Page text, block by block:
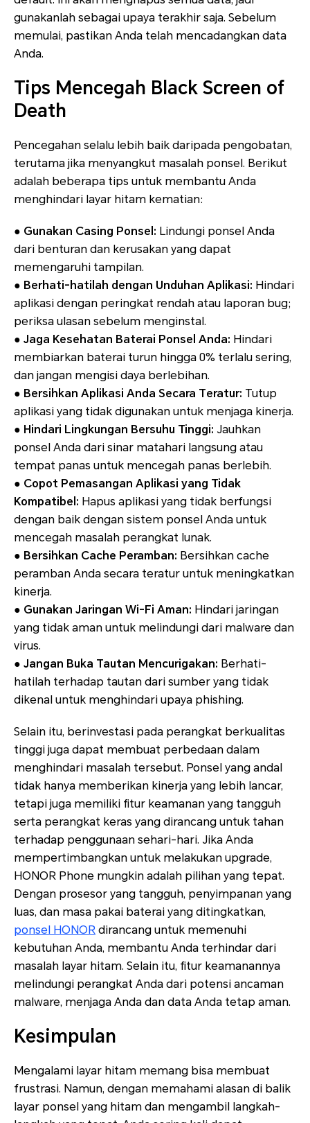
gunakanlah sebagai upaya terakhir saja. Sebelum
memulai, pastikan Anda telah mencadangkan data
Anda.
Tips Mencegah Black Screen of
Death
Pencegahan selalu lebih baik daripada pengobatan,
terutama jika menyangkut masalah ponsel. Berikut
adalah beberapa tips untuk membantu Anda
menghindari layar hitam kematian:
● Gunakan Casing Ponsel: Lindungi ponsel Anda
dari benturan dan kerusakan yang dapat
memengaruhi tampilan.
● Berhati-hatilah dengan Unduhan Aplikasi: Hindari
aplikasi dengan peringkat rendah atau laporan bug;
periksa ulasan sebelum menginstal.
● Jaga Kesehatan Baterai Ponsel Anda: Hindari
membiarkan baterai turun hingga 0% terlalu sering,
dan jangan mengisi daya berlebihan.
● Bersihkan Aplikasi Anda Secara Teratur: Tutup
aplikasi yang tidak digunakan untuk menjaga kinerja.
● Hindari Lingkungan Bersuhu Tinggi: Jauhkan
ponsel Anda dari sinar matahari langsung atau
tempat panas untuk mencegah panas berlebih.
● Copot Pemasangan Aplikasi yang Tidak
Kompatibel: Hapus aplikasi yang tidak berfungsi
dengan baik dengan sistem ponsel Anda untuk
mencegah masalah perangkat lunak.
● Bersihkan Cache Peramban: Bersihkan cache
peramban Anda secara teratur untuk meningkatkan
kinerja.
● Gunakan Jaringan Wi-Fi Aman: Hindari jaringan
yang tidak aman untuk melindungi dari malware dan
virus.
● Jangan Buka Tautan Mencurigakan: Berhati-
hatilah terhadap tautan dari sumber yang tidak
dikenal untuk menghindari upaya phishing.
Selain itu, berinvestasi pada perangkat berkualitas
tinggi juga dapat membuat perbedaan dalam
menghindari masalah tersebut. Ponsel yang andal
tidak hanya memberikan kinerja yang lebih lancar,
tetapi juga memiliki fitur keamanan yang tangguh
serta perangkat keras yang dirancang untuk tahan
terhadap penggunaan sehari-hari. Jika Anda
mempertimbangkan untuk melakukan upgrade,
HONOR Phone mungkin adalah pilihan yang tepat.
Dengan prosesor yang tangguh, penyimpanan yang
luas, dan masa pakai baterai yang ditingkatkan,
ponsel HONOR dirancang untuk memenuhi
kebutuhan Anda, membantu Anda terhindar dari
masalah layar hitam. Selain itu, fitur keamanannya
melindungi perangkat Anda dari potensi ancaman
malware, menjaga Anda dan data Anda tetap aman.
Kesimpulan
Mengalami layar hitam memang bisa membuat
frustrasi. Namun, dengan memahami alasan di balik
layar ponsel yang hitam dan mengambil langkah-